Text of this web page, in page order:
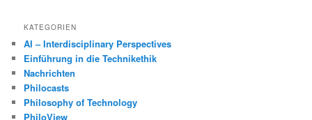
KATEGORIEN
AI – Interdisciplinary Perspectives
Einführung in die Technikethik
Nachrichten
Philocasts
Philosophy of Technology
PhiloView